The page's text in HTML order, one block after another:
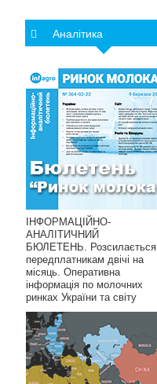
Аналітика
ІНФОРМАЦІЙНО-
АНАЛІТИЧНИЙ
БЮЛЕТЕНЬ. Розсилається
передплатникам двічі на
місяць. Оперативна
інформація по молочних
ринках України та світу